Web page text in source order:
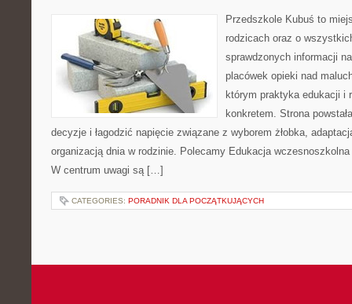
Przedszkole Kubuś to
rodzicach oraz o
sprawdzonych informacji
placówek opieki nad
którym praktyka edukacji i
konkretem. Strona
decyzje i łagodzić napięcie związane z wyborem żłobka,
organizacją dnia w rodzinie. Polecamy Edukacja
W centrum uwagi są […]
CATEGORIES: PORADNIK DLA POCZĄTKUJĄCYCH